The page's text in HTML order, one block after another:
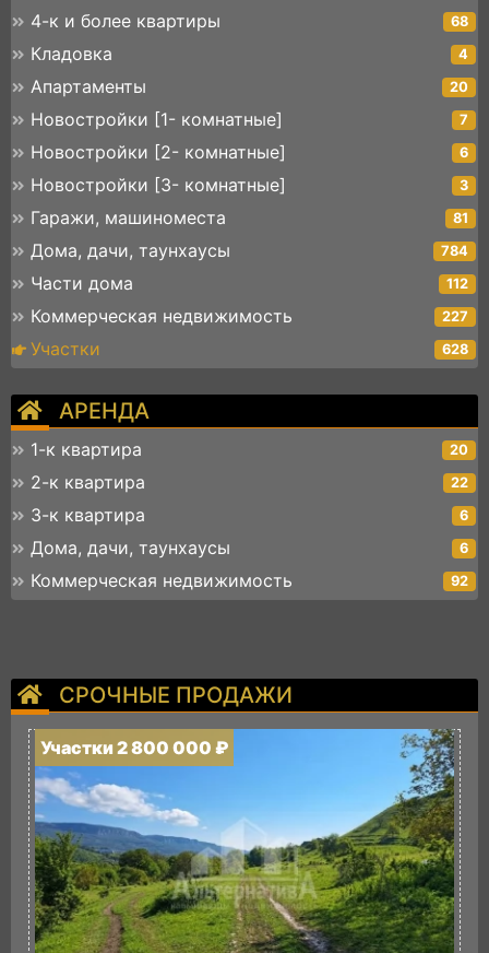
4-к и более квартиры 68
Кладовка 4
Апартаменты 20
Новостройки [1- комнатные] 7
Новостройки [2- комнатные] 6
Новостройки [3- комнатные] 3
Гаражи, машиноместа 81
Дома, дачи, таунхаусы 784
Части дома 112
Коммерческая недвижимость 227
Участки 628
АРЕНДА
1-к квартира 20
2-к квартира 22
3-к квартира 6
Дома, дачи, таунхаусы 6
Коммерческая недвижимость 92
СРОЧНЫЕ ПРОДАЖИ
Участки 2 800 000 ₽